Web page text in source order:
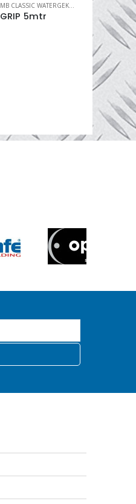
WATERGEKOELDE MIG
5mtr
ELEKTRISCH
lastoorts
€ 162,96